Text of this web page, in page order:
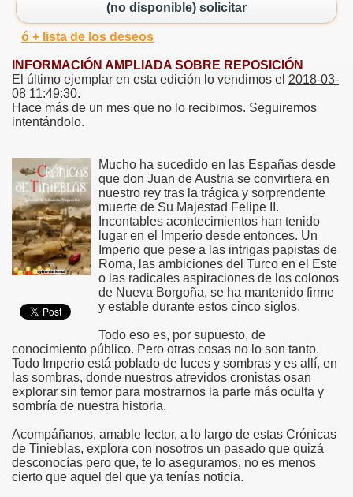
(no disponible) solicitar
ó + lista de los deseos
INFORMACIÓN AMPLIADA SOBRE REPOSICIÓN
El último ejemplar en esta edición lo vendimos el 2018-03-
08 11:49:30.
Hace más de un mes que no lo recibimos. Seguiremos
intentándolo.
Mucho ha sucedido en las Españas desde
que don Juan de Austria se convirtiera en
nuestro rey tras la trágica y sorprendente
muerte de Su Majestad Felipe II.
Incontables acontecimientos han tenido
lugar en el Imperio desde entonces. Un
Imperio que pese a las intrigas papistas de
Roma, las ambiciones del Turco en el Este
o las radicales aspiraciones de los colonos
de Nueva Borgoña, se ha mantenido firme
y estable durante estos cinco siglos.
Todo eso es, por supuesto, de
conocimiento público. Pero otras cosas no lo son tanto.
Todo Imperio está poblado de luces y sombras y es allí, en
las sombras, donde nuestros atrevidos cronistas osan
explorar sin temor para mostrarnos la parte más oculta y
sombría de nuestra historia.
Acompáñanos, amable lector, a lo largo de estas Crónicas
de Tinieblas, explora con nosotros un pasado que quizá
desconocías pero que, te lo aseguramos, no es menos
cierto que aquel del que ya tenías noticia.